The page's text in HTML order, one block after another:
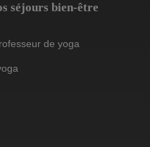
séjours bien-être
de yoga